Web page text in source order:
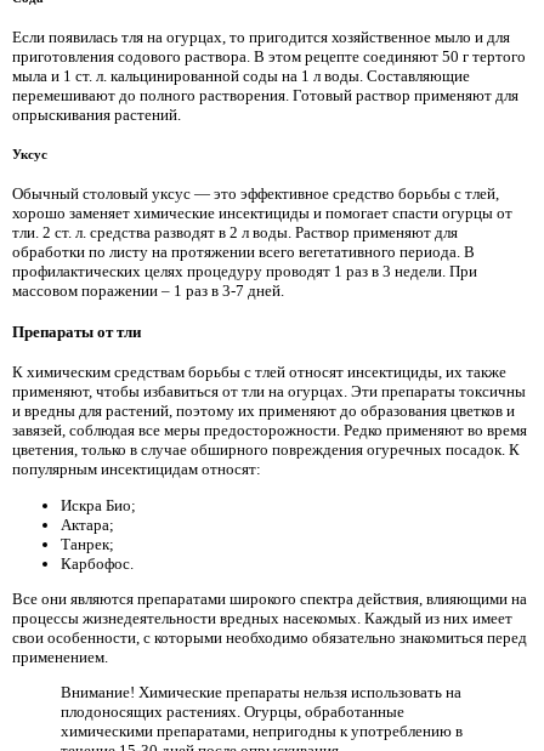
Если появилась тля на огурцах, то пригодится хозяйственное мыло и для
приготовления содового раствора. В этом рецепте соединяют 50 г тертого
мыла и 1 ст. л. кальцинированной соды на 1 л воды. Составляющие
перемешивают до полного растворения. Готовый раствор применяют для
опрыскивания растений.
Уксус
Обычный столовый уксус — это эффективное средство борьбы с тлей,
хорошо заменяет химические инсектициды и помогает спасти огурцы от
тли. 2 ст. л. средства разводят в 2 л воды. Раствор применяют для
обработки по листу на протяжении всего вегетативного периода. В
профилактических целях процедуру проводят 1 раз в 3 недели. При
массовом поражении – 1 раз в 3-7 дней.
Препараты от тли
К химическим средствам борьбы с тлей относят инсектициды, их также
применяют, чтобы избавиться от тли на огурцах. Эти препараты токсичны
и вредны для растений, поэтому их применяют до образования цветков и
завязей, соблюдая все меры предосторожности. Редко применяют во время
цветения, только в случае обширного повреждения огуречных посадок. К
популярным инсектицидам относят:
Искра Био;
Актара;
Танрек;
Карбофос.
Все они являются препаратами широкого спектра действия, влияющими на
процессы жизнедеятельности вредных насекомых. Каждый из них имеет
свои особенности, с которыми необходимо обязательно знакомиться перед
применением.
Внимание! Химические препараты нельзя использовать на
плодоносящих растениях. Огурцы, обработанные
химическими препаратами, непригодны к употреблению в